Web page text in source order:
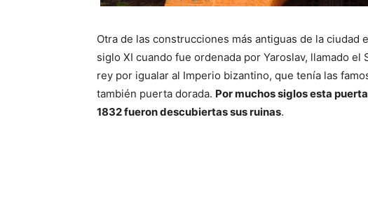
Otra de las construcciones más antiguas de la ciudad
siglo XI cuando fue ordenada por Yaroslav, llamado
rey por igualar al Imperio bizantino, que tenía las
también puerta dorada. Por muchos siglos esta
1832 fueron descubiertas sus ruinas.